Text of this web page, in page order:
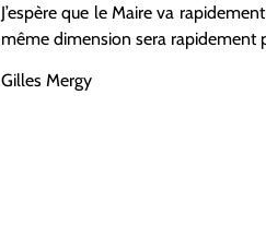
J’espère que le Maire va
même dimension sera rapidement
Gilles Mergy